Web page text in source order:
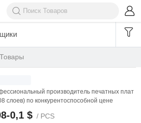
Товары
производитель печатных плат
слоев) по конкурентоспособной цене
0,1 $ / PCS